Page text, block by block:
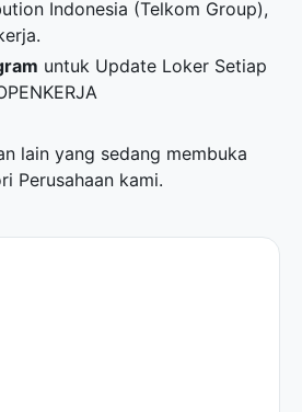
Indonesia (Telkom Group),
untuk Update Loker Setiap
lain yang sedang membuka
Perusahaan kami.